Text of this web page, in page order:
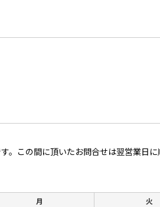
。この間に頂いたお問合せは翌営業日に
月 火